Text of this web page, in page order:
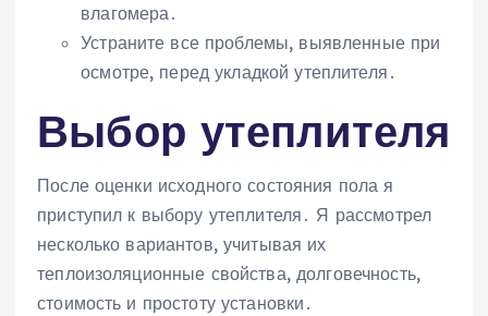
влагомера․
Устраните все проблемы, выявленные при
осмотре, перед укладкой утеплителя․
Выбор утеплителя
После оценки исходного состояния пола я
приступил к выбору утеплителя․ Я рассмотрел
несколько вариантов, учитывая их
теплоизоляционные свойства, долговечность,
стоимость и простоту установки․